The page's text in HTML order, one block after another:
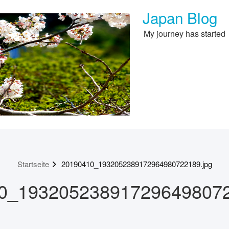
Japan Blog
My journey has started
Startseite 20190410_1932052389172964980722189.jpg